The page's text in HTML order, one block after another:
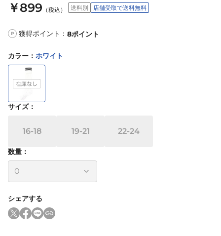
￥899 （税込） 送料別 店舗受取で送料無料
P 獲得ポイント： 8ポイント
カラー ： ホワイト
サイズ：
16-18 19-21 22-24
数量：
シェアする